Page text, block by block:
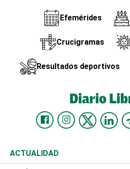
Efemérides
Crucigramas
Resultados deportivos
ACTUALIDAD